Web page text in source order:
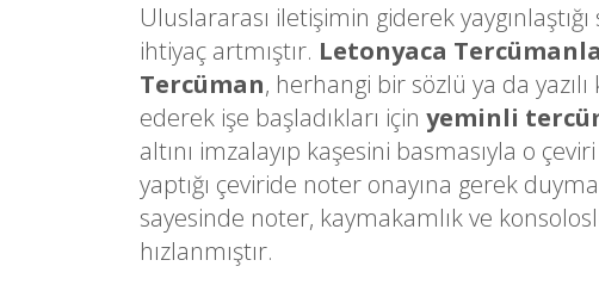
Uluslararası iletişimin giderek
ihtiyaç artmıştır. Letonyaca
Tercüman, herhangi bir sözlü ya da
ederek işe başladıkları için yeminli
altını imzalayıp kaşesini basmasıyla o
yaptığı çeviride noter onayına gerek
sayesinde noter, kaymakamlık ve
hızlanmıştır.